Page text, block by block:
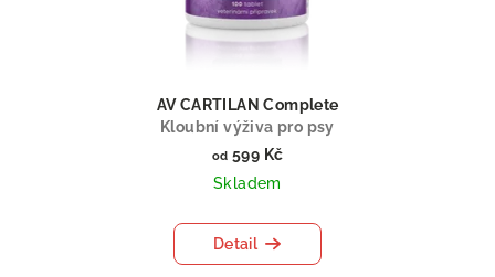
AV CARTILAN Complete
Kloubní výživa pro psy
od 599 Kč
Skladem
Detail